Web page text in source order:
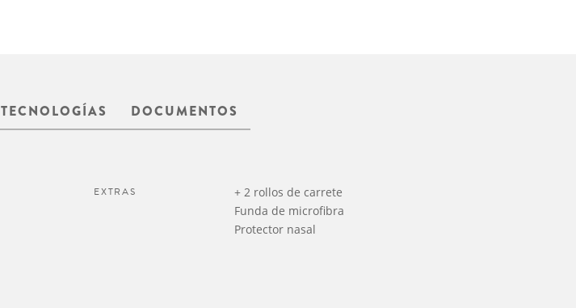
TECNOLOGÍAS DOCUMENTOS
EXTRAS
+ 2 rollos de carrete
Funda de microfibra
Protector nasal